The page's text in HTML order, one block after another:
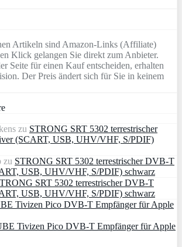
Artikeln sind Amazon-Links (Affiliate)
Klick gelangen Sie direkt zum Anbieter.
Seite für einen Kauf entscheiden, erhalten
Der Preis ändert sich für Sie in keinem
zu STRONG SRT 5302 terrestrischer
(SCART, USB, UHV/VHF, S/PDIF)
zu STRONG SRT 5302 terrestrischer DVB-T
USB, UHV/VHF, S/PDIF) schwarz
SRT 5302 terrestrischer DVB-T
USB, UHV/VHF, S/PDIF) schwarz
Tivizen Pico DVB-T Empfänger für Apple
Tivizen Pico DVB-T Empfänger für Apple